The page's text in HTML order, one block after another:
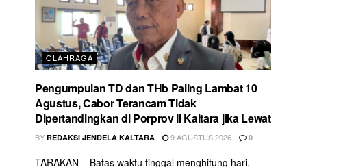
OLAHRAGA
Pengumpulan TD dan THb Paling Lambat 10
Agustus, Cabor Terancam Tidak
Dipertandingkan di Porprov II Kaltara jika Lewat
BY REDAKSI JENDELA KALTARA 9 AGUSTUS 2026 0
TARAKAN – Batas waktu tinggal menghitung hari.